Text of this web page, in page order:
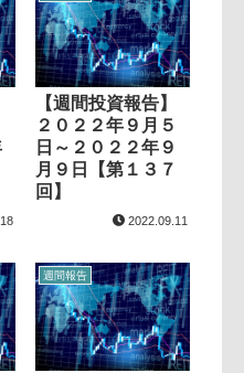
【週間投資報告】
２０２２年９月５
日～２０２２年９
月９日【第１３７
回】
2022.09.11
週間報告